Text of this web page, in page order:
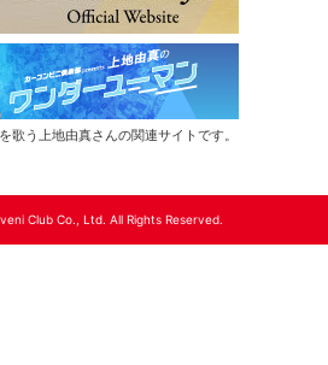
歌う上地由真さんの関連サイトです。
Club Co., Ltd. All Rights Reserved.